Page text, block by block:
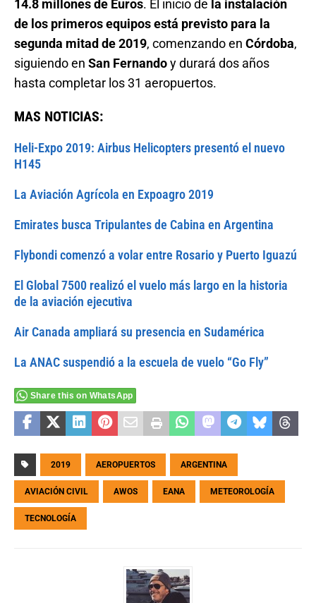
14.8 millones de Euros. El inicio de la instalación
de los primeros equipos está previsto para la
segunda mitad de 2019, comenzando en Córdoba,
siguiendo en San Fernandoy durará dos años
hasta completar los 31 aeropuertos.
MAS NOTICIAS:
Heli-Expo 2019: Airbus Helicopters presentó el nuevo
H145
La Aviación Agrícola en Expoagro 2019
Emirates busca Tripulantes de Cabina en Argentina
Flybondi comenzó a volar entre Rosario y Puerto Iguazú
El Global 7500 realizó el vuelo más largo en la historia
de la aviación ejecutiva
Air Canada ampliará su presencia en Sudamérica
La ANAC suspendió a la escuela de vuelo “Go Fly”
Share this on WhatsApp
2019 AEROPUERTOS ARGENTINA
AVIACIÓN CIVIL AWOS EANA METEOROLOGÍA
TECNOLOGÍA